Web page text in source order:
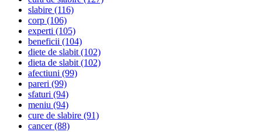
slabire (116)
corp (106)
experti (105)
beneficii (104)
diete de slabit(102)
dieta de slabit(102)
afectiuni (99)
pareri (99)
sfaturi (94)
meniu (94)
cure de slabire (91)
cancer(88)